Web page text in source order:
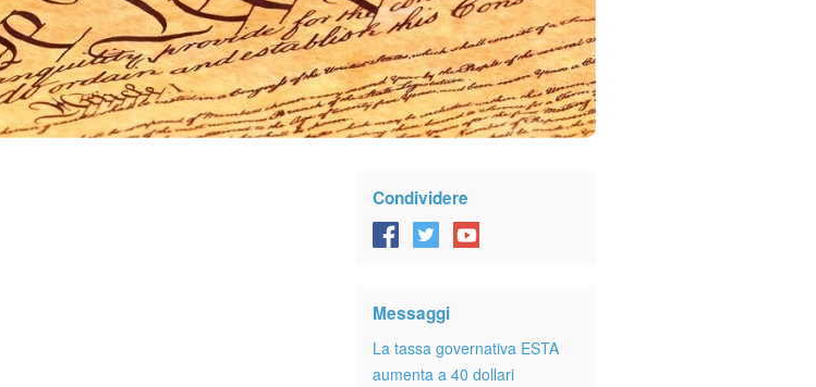
Condividere
Messaggi
La tassa governativa ESTA
aumenta a 40 dollari